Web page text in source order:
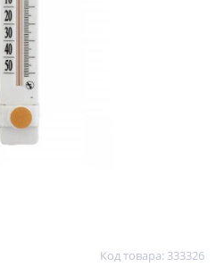
Код товара: 333326